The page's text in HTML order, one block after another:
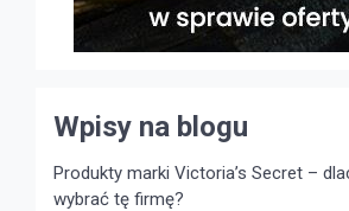
Wpisy na blogu
Produkty marki Victoria’s Secret –
wybrać tę firmę?